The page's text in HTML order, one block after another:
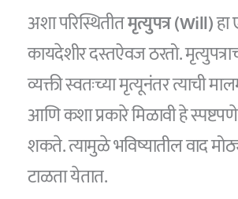
अशा परिस्थितीतमृत्युपत्र (Will)हा
कायदेशीर दस्तऐवज ठरतो.
व्यक्ती स्वतःच्या मृत्यूनंतर त्याची
आणि कशा प्रकारे मिळावी हे
शकते. त्यामुळे भविष्यातील वाद
टाळता येतात.